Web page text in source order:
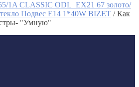
1A CLASSIC ODL_EX21 67 золото/
Подвес E14 1*40W BIZET /Как
"Умную"